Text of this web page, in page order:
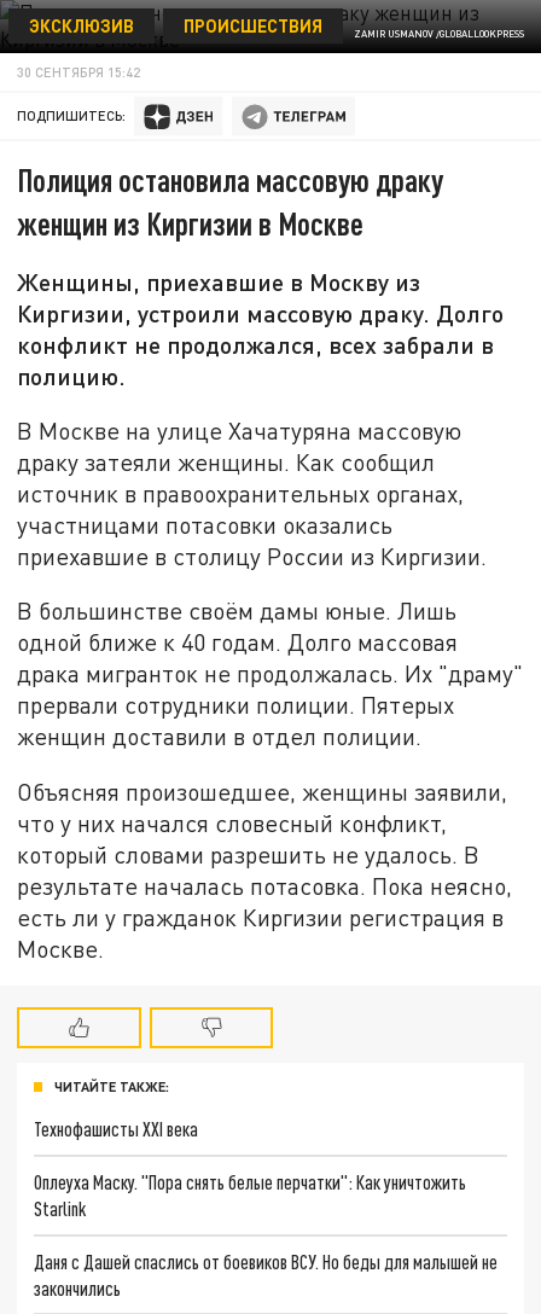
ZAMIR USMANOV /GLOBALLOOKPRESS
ЭКСКЛЮЗИВ ПРОИСШЕСТВИЯ
30 СЕНТЯБРЯ 15:42
ПОДПИШИТЕСЬ:
Полиция остановила массовую драку
женщин из Киргизии в Москве
Женщины, приехавшие в Москву из
Киргизии, устроили массовую драку. Долго
конфликт не продолжался, всех забрали в
полицию.
В Москве на улице Хачатуряна массовую
драку затеяли женщины. Как сообщил
источник в правоохранительных органах,
участницами потасовки оказались
приехавшие в столицу России из Киргизии.
В большинстве своём дамы юные. Лишь
одной ближе к 40 годам. Долго массовая
драка мигранток не продолжалась. Их "драму"
прервали сотрудники полиции. Пятерых
женщин доставили в отдел полиции.
Объясняя произошедшее, женщины заявили,
что у них начался словесный конфликт,
который словами разрешить не удалось. В
результате началась потасовка. Пока неясно,
есть ли у гражданок Киргизии регистрация в
Москве.
ЧИТАЙТЕ ТАКЖЕ:
Технофашисты XXI века
Оплеуха Маску. "Пора снять белые перчатки": Как уничтожить
Starlink
Даня с Дашей спаслись от боевиков ВСУ. Но беды для малышей не
закончились